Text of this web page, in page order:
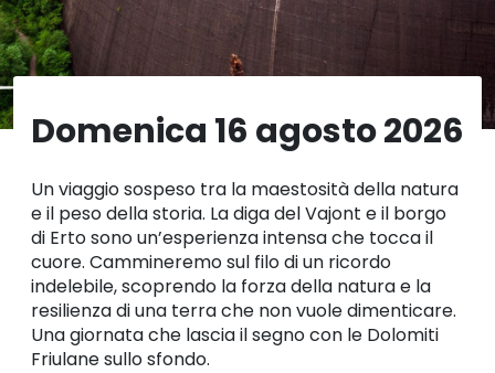
Domenica 16 agosto 2026
Un viaggio sospeso tra la maestosità della natura
e il peso della storia. La diga del Vajont e il borgo
di Erto sono un’esperienza intensa che tocca il
cuore. Cammineremo sul filo di un ricordo
indelebile, scoprendo la forza della natura e la
resilienza di una terra che non vuole dimenticare.
Una giornata che lascia il segno con le Dolomiti
Friulane sullo sfondo.